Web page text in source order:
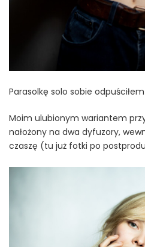
Parasolkę solo sobie
Moim ulubionym wariantem
nałożony na dwa dyfuzory,
czaszę (tu już fotki po